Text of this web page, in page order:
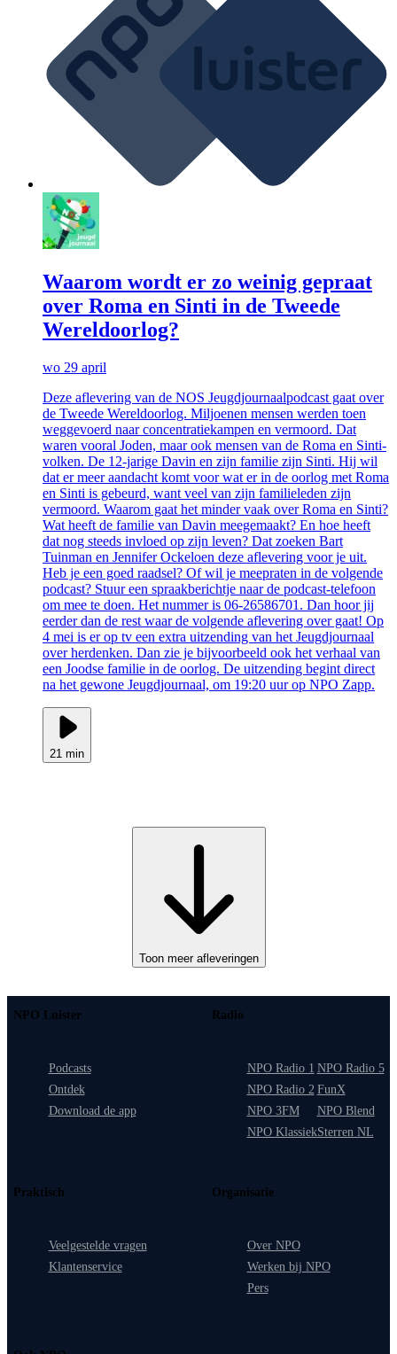
Waarom wordt er zo weinig gepraat
over Roma en Sinti in de Tweede
Wereldoorlog?
wo 29 april
Deze aflevering van de NOS Jeugdjournaalpodcast gaat over
de Tweede Wereldoorlog. Miljoenen mensen werden toen
weggevoerd naar concentratiekampen en vermoord. Dat
waren vooral Joden, maar ook mensen van de Roma en Sinti-
volken. De 12-jarige Davin en zijn familie zijn Sinti. Hij wil
dat er meer aandacht komt voor wat er in de oorlog met Roma
en Sinti is gebeurd, want veel van zijn familieleden zijn
vermoord. Waarom gaat het minder vaak over Roma en Sinti?
Wat heeft de familie van Davin meegemaakt? En hoe heeft
dat nog steeds invloed op zijn leven? Dat zoeken Bart
Tuinman en Jennifer Ockeloen deze aflevering voor je uit.
Heb je een goed raadsel? Of wil je meepraten in de volgende
podcast? Stuur een spraakberichtje naar de podcast-telefoon
om mee te doen. Het nummer is 06-26586701. Dan hoor jij
eerder dan de rest waar de volgende aflevering over gaat! Op
4 mei is er op tv een extra uitzending van het Jeugdjournaal
over herdenken. Dan zie je bijvoorbeeld ook het verhaal van
een Joodse familie in de oorlog. De uitzending begint direct
na het gewone Jeugdjournaal, om 19:20 uur op NPO Zapp.
21 min
Toon meer afleveringen
NPO Luister
Podcasts
Ontdek
Download de app
Radio
NPO Radio 1
NPO Radio 2
NPO 3FM
NPO Klassiek
NPO Radio 5
FunX
NPO Blend
Sterren NL
Praktisch
Veelgestelde vragen
Klantenservice
Organisatie
Over NPO
Werken bij NPO
Pers